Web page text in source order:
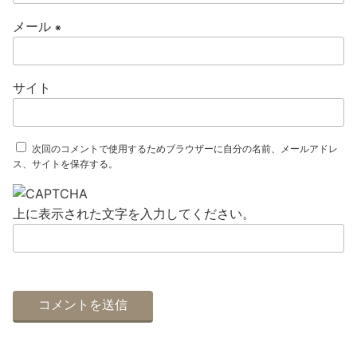
メール ※
サイト
次回のコメントで使用するためブラウザーに自分の名前、メールアドレ
ス、サイトを保存する。
上に表示された文字を入力してください。